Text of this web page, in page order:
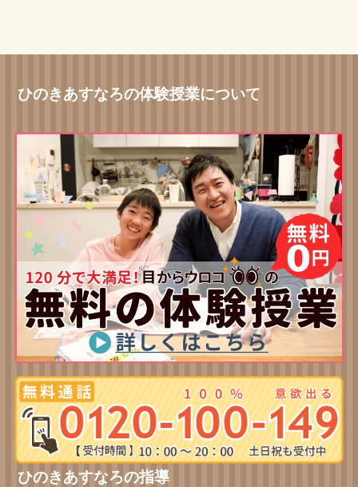
ひのきあすなろの体験授業について
ひのきあすなろの指導